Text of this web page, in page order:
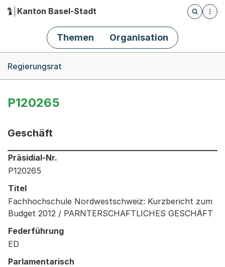
Hauptnavigation
Kanton Basel-Stadt
Öffnet
Themen Organisation
Regierungsrat
P120265
Geschäft
Informationen zum Ausgewählten Geschäft
Präsidial-Nr.
P120265
Titel
Fachhochschule Nordwestschweiz: Kurzbericht zum
Budget 2012 / PARNTERSCHAFTLICHES GESCHÄFT
Federführung
ED
Parlamentarisch